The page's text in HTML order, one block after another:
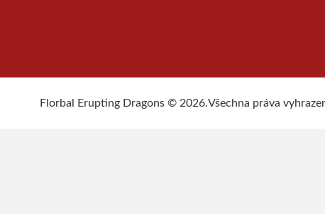
Florbal Erupting Dragons © 2026.Všechna práva